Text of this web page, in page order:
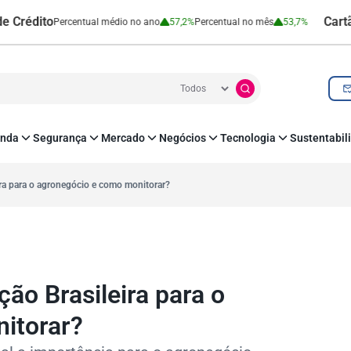
Percentual médio no ano 57,2%Percentual no mês 53,7% Cartão de
Segurança
de Dados
Mercado
Open Finance
Negócios
RH
Tecnologia
para o agronegócio e como monitorar?
Brasileira para o